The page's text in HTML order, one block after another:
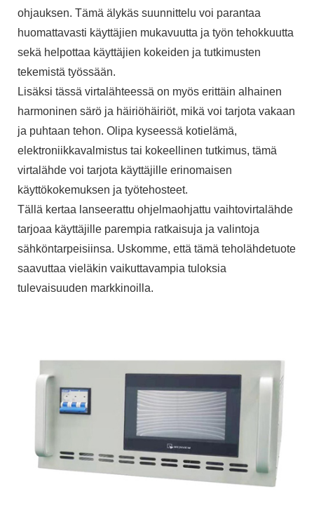
ohjauksen. Tämä älykäs suunnittelu voi parantaa
huomattavasti käyttäjien mukavuutta ja työn tehokkuutta
sekä helpottaa käyttäjien kokeiden ja tutkimusten
tekemistä työssään.
Lisäksi tässä virtalähteessä on myös erittäin alhainen
harmoninen särö ja häiriöhäiriöt, mikä voi tarjota vakaan
ja puhtaan tehon. Olipa kyseessä kotielämä,
elektroniikkavalmistus tai kokeellinen tutkimus, tämä
virtalähde voi tarjota käyttäjille erinomaisen
käyttökokemuksen ja työtehosteet.
Tällä kertaa lanseerattu ohjelmaohjattu vaihtovirtalähde
tarjoaa käyttäjille parempia ratkaisuja ja valintoja
sähköntarpeisiinsa. Uskomme, että tämä teholähdetuote
saavuttaa vieläkin vaikuttavampia tuloksia
tulevaisuuden markkinoilla.